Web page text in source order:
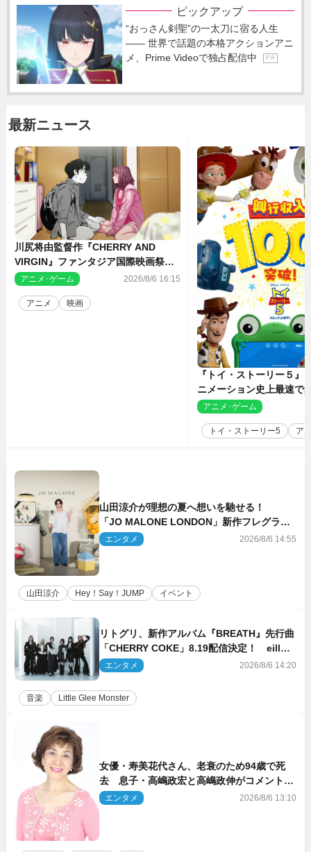
ピックアップ
“おっさん剣聖”の一太刀に宿る人生
―― 世界で話題の本格アクションアニ
メ、Prime Videoで独占配信中
P R
最新ニュース
川尻将由監督作『CHERRY AND
VIRGIN』ファンタジア国際映画祭・
長編アニメ部門で観客賞・金賞受賞！
アニメ･ゲーム 2026/8/6 16:15
アニメ 映画
『トイ・ストーリー５』
ニメーション史上最速で
億円突破 シリーズNo.1
アニメ･ゲーム
トイ・ストーリー5 ア
山田涼介が理想の夏へ想いを馳せる！
「JO MALONE LONDON」新作フレグラン
スを体験
エンタメ 2026/8/6 14:55
山田涼介 Hey！Say！JUMP イベント
リトグリ、新作アルバム『BREATH』先行曲
「CHERRY COKE」8.19配信決定！ eill書
き下ろしのラブソング
エンタメ 2026/8/6 14:20
音楽 Little Glee Monster
女優・寿美花代さん、老衰のため94歳で死
去 息子・高嶋政宏と高嶋政伸がコメント
「いつもユーモアを忘れない明るく優しい母
でした」
エンタメ 2026/8/6 13:10